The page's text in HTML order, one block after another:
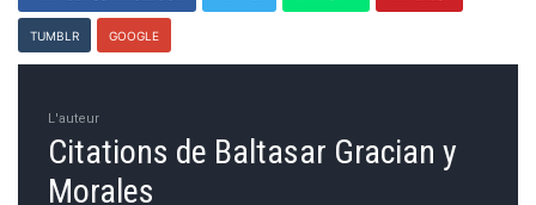
TUMBLR GOOGLE
L'auteur
Citations de Baltasar Gracian y
Morales